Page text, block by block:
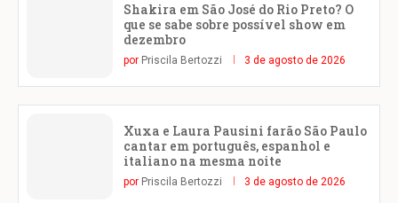
Shakira em São José do Rio Preto? O
que se sabe sobre possível show em
dezembro
por Priscila Bertozzi 3 de agosto de 2026
Xuxa e Laura Pausini farão São Paulo
cantar em português, espanhol e
italiano na mesma noite
por Priscila Bertozzi 3 de agosto de 2026